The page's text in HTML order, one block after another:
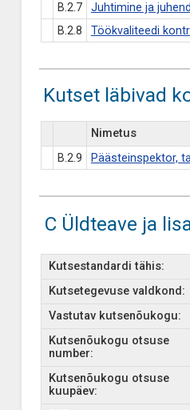
B.2.7
Juhtimine ja
B.2.8
Töökvaliteedi
Kutset läbivad
Nimetus
B.2.9
Päästeinspektor,
C Üldteave ja
Kutsestandardi tähis:
Kutsetegevuse valdkond:
Vastutav kutsenõukogu:
Kutsenõukogu otsuse
number:
Kutsenõukogu otsuse
kuupäev: